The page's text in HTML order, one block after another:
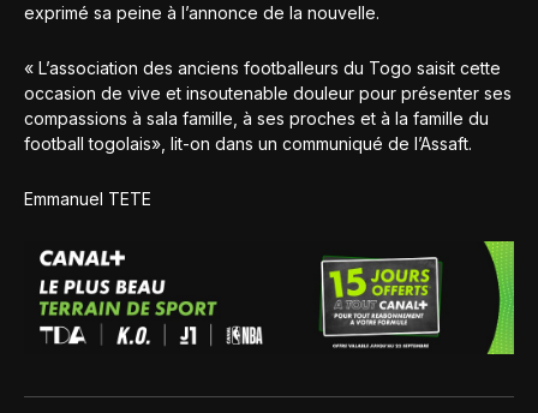
exprimé sa peine à l’annonce de la nouvelle.
« L’association des anciens footballeurs du Togo saisit cette
occasion de vive et insoutenable douleur pour présenter ses
compassions à sala famille, à ses proches et à la famille du
football togolais», lit-on dans un communiqué de l’Assaft.
Emmanuel TETE